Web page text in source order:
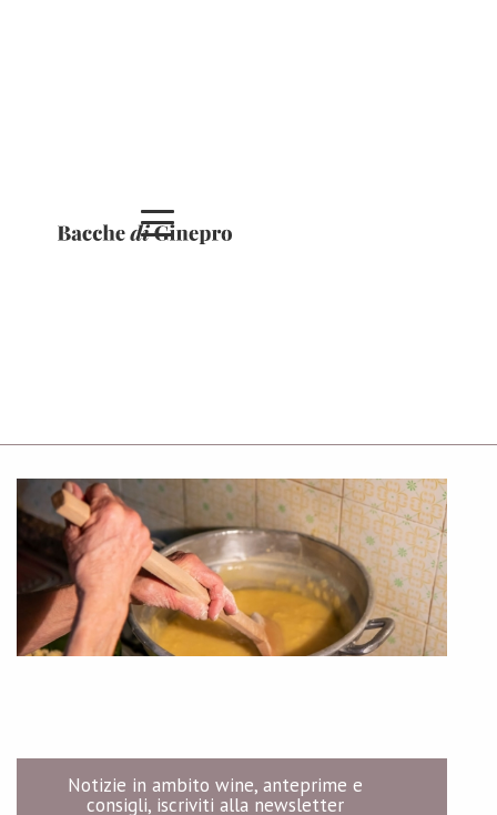
Notizie in ambito wine, anteprime e
consigli, iscriviti alla newsletter